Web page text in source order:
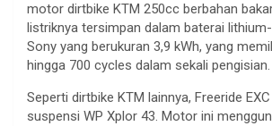
motor dirtbike KTM 250cc berbahan
listriknya tersimpan dalam baterai
Sony yang berukuran 3,9 kWh, yang
hingga 700 cycles dalam sekali pengisian.
Seperti dirtbike KTM lainnya, Freeride
suspensi WP Xplor 43. Motor ini